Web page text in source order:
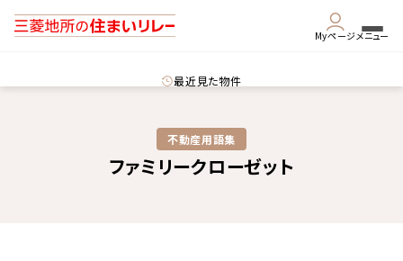
Myページメニュー
最近見た物件
不動産用語集​
ファミリークローゼット